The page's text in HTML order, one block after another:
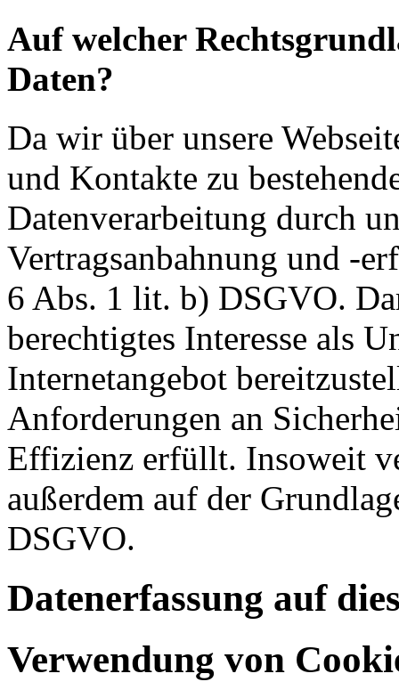
Auf welcher
Daten?
Da wir über unsere
und Kontakte zu
Datenverarbeitung durch
Vertragsanbahnung und -
6 Abs. 1 lit. b) DSGVO.
berechtigtes Interesse als
Internetangebot
Anforderungen an
Effizienz erfüllt. Insoweit
außerdem auf der
DSGVO.
Datenerfassung auf
Verwendung von